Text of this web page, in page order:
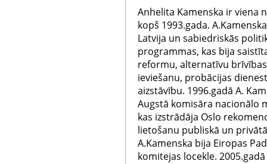
Anhelita Kamenska ir viena
kopš 1993.gada.
Latvija un sabiedriskās
programmas, kas bija
reformu, alternatīvu
ieviešanu, probācijas
aizstāvību. 1996.gadā A.
Augstā komisāra nacionālo
kas izstrādāja Oslo
lietošanu publiskā un
A.Kamenska bija Eiropas
komitejas locekle.